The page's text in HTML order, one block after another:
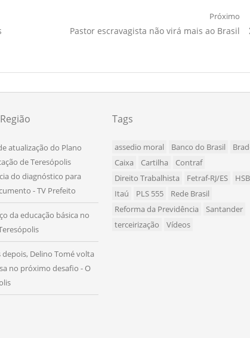
Próximo
Próximo
Pastor escravagista não virá mais ao Brasil
atualização do Plano
de Teresópolis
do diagnóstico para
- TV Prefeito
da educação básica no
Delino Tomé volta
no próximo desafio - O
Tags
assedio moral Banco do Brasil
Caixa
Cartilha
Contraf
Direito Trabalhista
Fetraf-RJ/ES
Itaú
PLS 555
Rede Brasil
Reforma da Previdência
Santander
terceirização
Vídeos